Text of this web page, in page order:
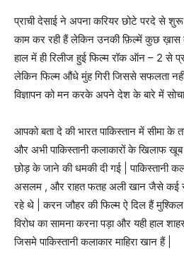
प्राची देसाई ने अपना करियर छोटे परदे से
काम कर रही हैं लेकिन उनकी फ़िल्में कुछ ख़ास
हाल में ही रिलीज हुई फिल्म रॉक ऑन – 2 से
लेकिन फिल्म औंधे मुंह गिरी जिससे सफलता
विज्ञापन को मन करके अपने देश के बारे में
आपको बता दे की भारत पाकिस्तान में सीमा के
और अभी पाकिस्तानी कलाकारों के खिलाफ
छोड़ के जाने की धमकी दी गई | पाकिस्तानी
असलम , और राहत फतह अली खान जैसे कई
रहे थे | करन जौहर की फिल्म ऐ दिल हैं
विरोध का सामना करना पड़ा और यही हाल
जिसमे पाकिस्तानी कलाकार माहिरा खान हैं |